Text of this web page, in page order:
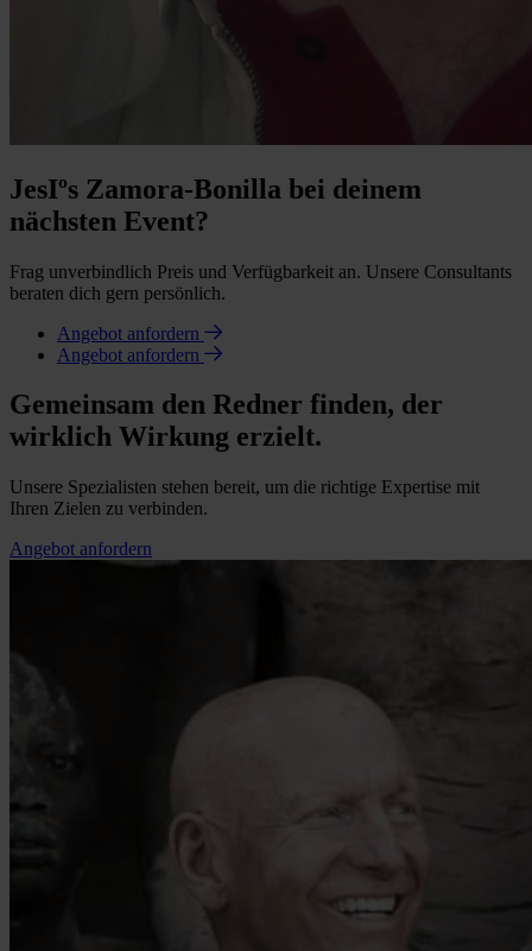
JesIºs Zamora-Bonilla bei deinem
nächsten Event?
Frag unverbindlich Preis und Verfügbarkeit an. Unsere Consultants
beraten dich gern persönlich.
Angebot anfordern
Angebot anfordern
Gemeinsam den Redner finden, der
wirklich Wirkung erzielt.
Unsere Spezialisten stehen bereit, um die richtige Expertise mit
Ihren Zielen zu verbinden.
Angebot anfordern